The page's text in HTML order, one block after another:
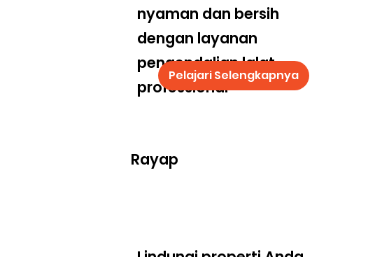
nyaman dan bersih
dengan layanan
pengendalian lalat
professional
Pelajari Selengkapnya
Rayap